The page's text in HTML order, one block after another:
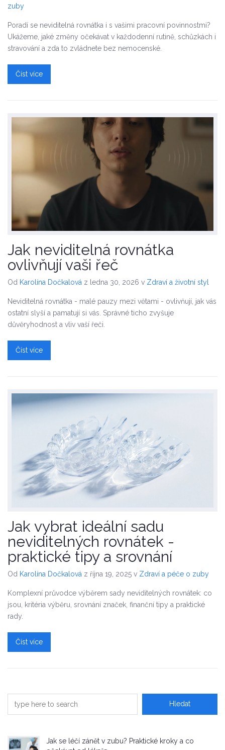
zuby
Poradí se neviditelná rovnátka i s vašimi pracovní povinnostmi?
Ukážeme, jaké změny očekávat v každodenní rutině, schůzkách i
stravování a zda to zvládnete bez nemocenské.
Číst více
Jak neviditelná rovnátka
ovlivňují vaši řeč
Od Karolína Dočkalová z ledna 30, 2026 v Zdraví a životní styl
Neviditelná rovnátka - malé pauzy mezi větami - ovlivňují, jak vás
ostatní slyší a pamatují si vás. Správné ticho zvyšuje
důvěryhodnost a vliv vaší řeči.
Číst více
Jak vybrat ideální sadu
neviditelných rovnátek -
praktické tipy a srovnání
Od Karolína Dočkalová z října 19, 2025 v Zdraví a péče o zuby
Komplexní průvodce výběrem sady neviditelných rovnátek: co
jsou, kritéria výběru, srovnání značek, finanční tipy a praktické
rady.
Číst více
Jak se léčí zánět v zubu? Praktické kroky a co